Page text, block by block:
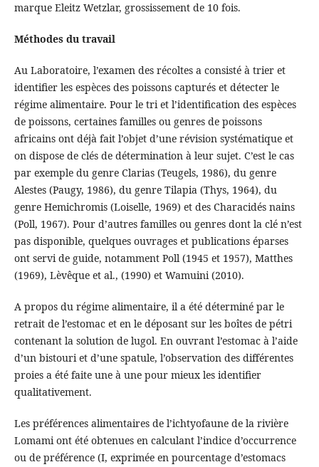
marque Eleitz Wetzlar, grossissement de 10 fois.
Méthodes du travail
Au Laboratoire, l’examen des récoltes a consisté à trier et
identifier les espèces des poissons capturés et détecter le
régime alimentaire. Pour le tri et l’identification des espèces
de poissons, certaines familles ou genres de poissons
africains ont déjà fait l’objet d’une révision systématique et
on dispose de clés de détermination à leur sujet. C’est le cas
par exemple du genre Clarias (Teugels, 1986), du genre
Alestes (Paugy, 1986), du genre Tilapia (Thys, 1964), du
genre Hemichromis (Loiselle, 1969) et des Characidés nains
(Poll, 1967). Pour d’autres familles ou genres dont la clé n’est
pas disponible, quelques ouvrages et publications éparses
ont servi de guide, notamment Poll (1945 et 1957), Matthes
(1969), Lèvêque et al., (1990) et Wamuini (2010).
A propos du régime alimentaire, il a été déterminé par le
retrait de l’estomac et en le déposant sur les boîtes de pétri
contenant la solution de lugol. En ouvrant l’estomac à l’aide
d’un bistouri et d’une spatule, l’observation des différentes
proies a été faite une à une pour mieux les identifier
qualitativement.
Les préférences alimentaires de l’ichtyofaune de la rivière
Lomami ont été obtenues en calculant l’indice d’occurrence
ou de préférence (I, exprimée en pourcentage d’estomacs